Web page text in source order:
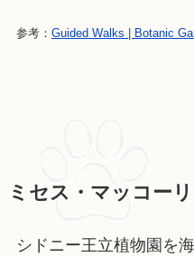
参考： Guided Walks | Botanic
ミセス・マッコー
シドニー王立植物園を